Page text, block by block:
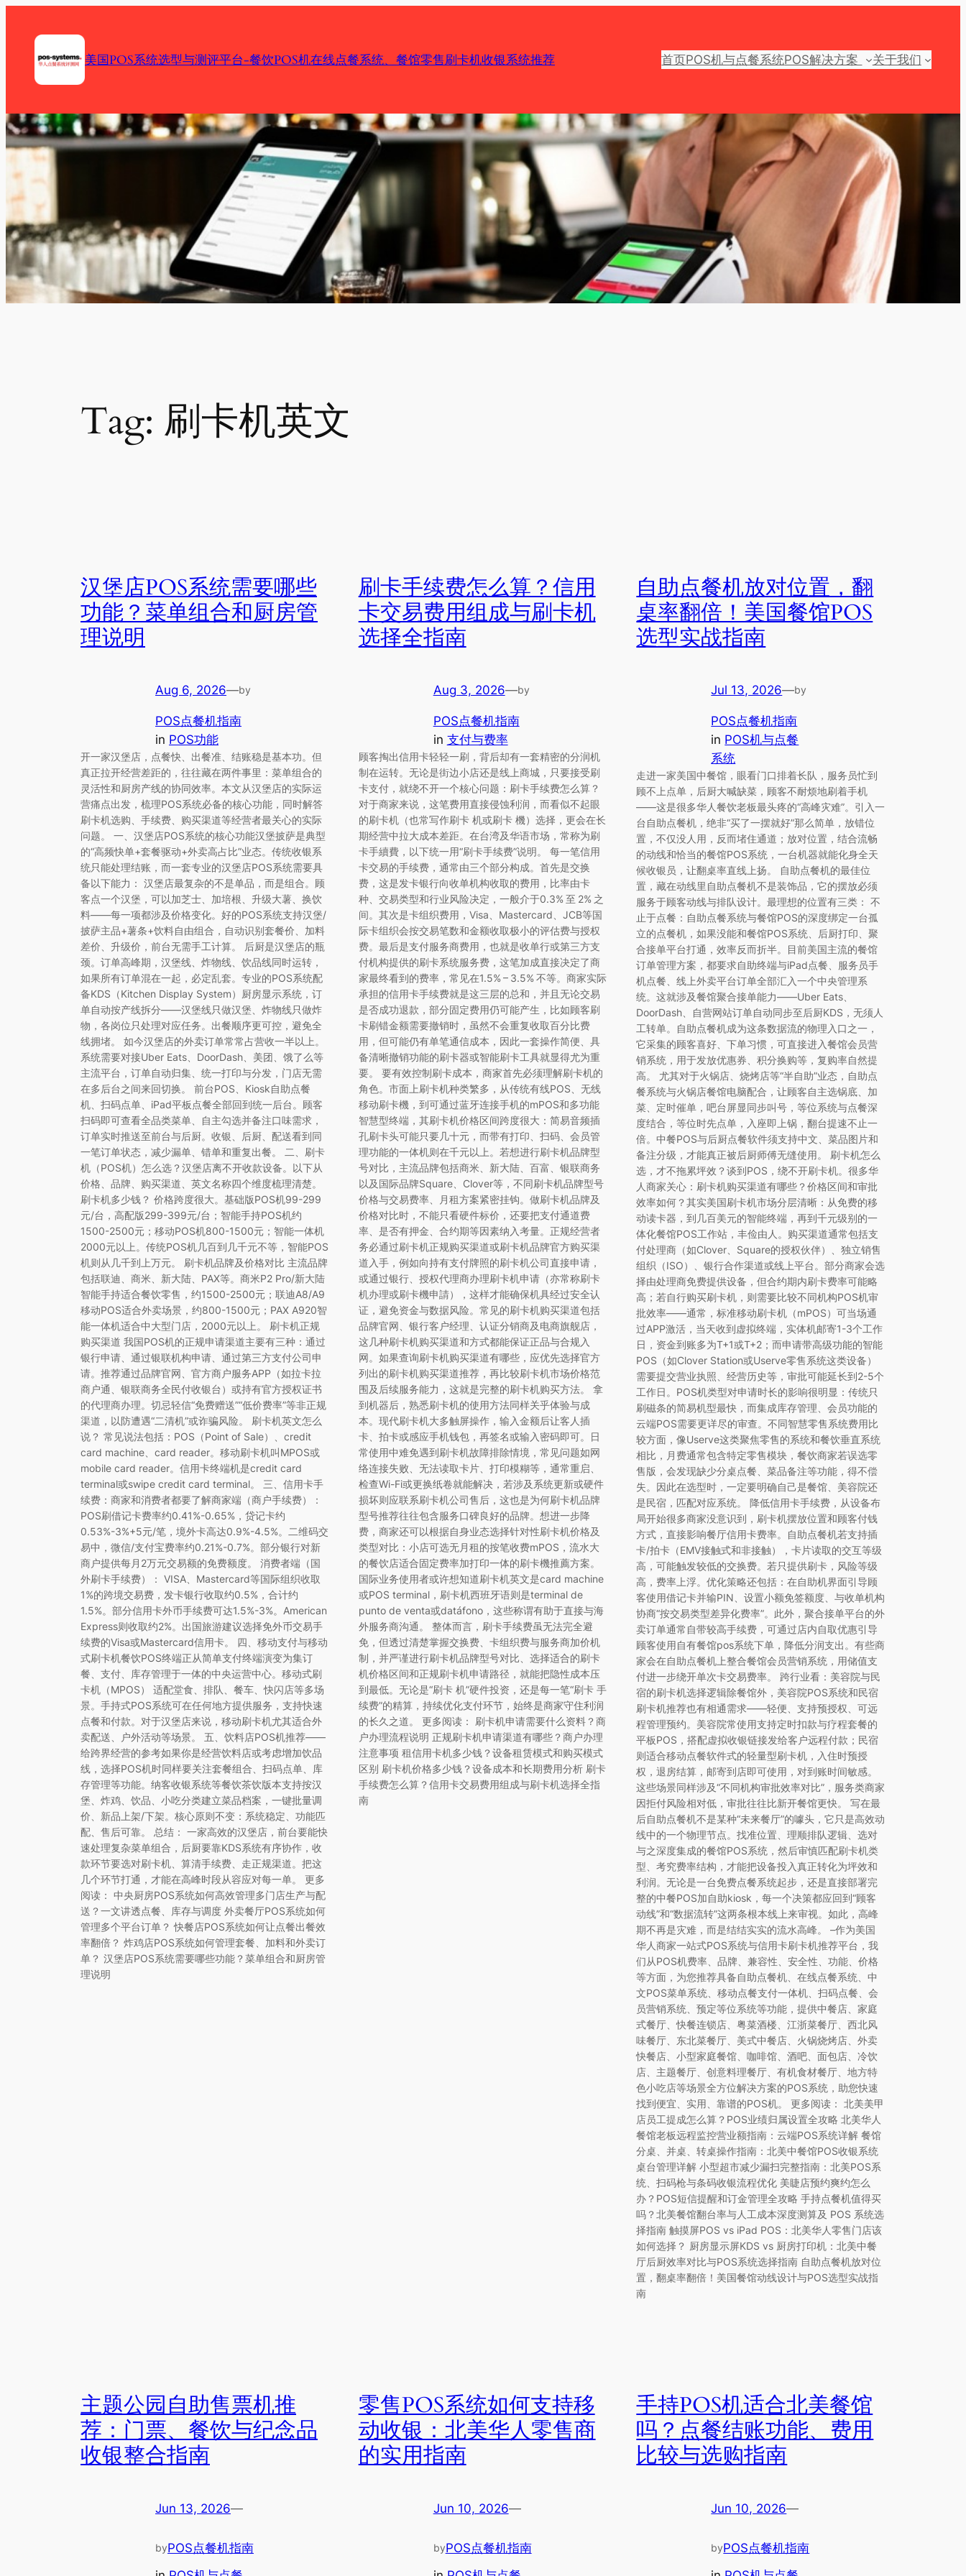
content
美国POS系统选型与测评平台-餐饮POS机在线点餐系统、餐馆零售刷卡机收银系统推荐 首页POS机与点餐系统POS解决方案 关于我们
Tag: 刷卡机英文
汉堡店POS系统需要哪些
功能？菜单组合和厨房管
理说明
Aug 6, 2026—by
POS点餐机指南
in POS功能
开一家汉堡店，点餐快、出餐准、结账稳是基本功。但
真正拉开经营差距的，往往藏在两件事里：菜单组合的
灵活性和厨房产线的协同效率。本文从汉堡店的实际运
营痛点出发，梳理POS系统必备的核心功能，同时解答
刷卡机选购、手续费、购买渠道等经营者最关心的实际
问题。 一、汉堡店POS系统的核心功能汉堡披萨是典型
的“高频快单+套餐驱动+外卖高占比”业态。传统收银系
统只能处理结账，而一套专业的汉堡店POS系统需要具
备以下能力： 汉堡店最复杂的不是单品，而是组合。顾
客点一个汉堡，可以加芝士、加培根、升级大薯、换饮
料——每一项都涉及价格变化。好的POS系统支持汉堡/
披萨主品+薯条+饮料自由组合，自动识别套餐价、加料
差价、升级价，前台无需手工计算。 后厨是汉堡店的瓶
颈。订单高峰期，汉堡线、炸物线、饮品线同时运转，
如果所有订单混在一起，必定乱套。专业的POS系统配
备KDS（Kitchen Display System）厨房显示系统，订
单自动按产线拆分——汉堡线只做汉堡、炸物线只做炸
物，各岗位只处理对应任务。出餐顺序更可控，避免全
线拥堵。 如今汉堡店的外卖订单常常占营收一半以上。
系统需要对接Uber Eats、DoorDash、美团、饿了么等
主流平台，订单自动归集、统一打印与分发，门店无需
在多后台之间来回切换。 前台POS、Kiosk自助点餐
机、扫码点单、iPad平板点餐全部回到统一后台。顾客
扫码即可查看全品类菜单、自主勾选并备注口味需求，
订单实时推送至前台与后厨。收银、后厨、配送看到同
一笔订单状态，减少漏单、错单和重复出餐。 二、刷卡
机（POS机）怎么选？汉堡店离不开收款设备。以下从
价格、品牌、购买渠道、英文名称四个维度梳理清楚。
刷卡机多少钱？ 价格跨度很大。基础版POS机99-299
元/台，高配版299-399元/台；智能手持POS机约
1500-2500元；移动POS机800-1500元；智能一体机
2000元以上。传统POS机几百到几千元不等，智能POS
机则从几千到上万元。 刷卡机品牌及价格对比 主流品牌
包括联迪、商米、新大陆、PAX等。商米P2 Pro/新大陆
智能手持适合餐饮零售，约1500-2500元；联迪A8/A9
移动POS适合外卖场景，约800-1500元；PAX A920智
能一体机适合中大型门店，2000元以上。 刷卡机正规
购买渠道 我国POS机的正规申请渠道主要有三种：通过
银行申请、通过银联机构申请、通过第三方支付公司申
请。推荐通过品牌官网、官方商户服务APP（如拉卡拉
商户通、银联商务全民付收银台）或持有官方授权证书
的代理商办理。切忌轻信“免费赠送”“低价费率”等非正规
渠道，以防遭遇“二清机”或诈骗风险。 刷卡机英文怎么
说？ 常见说法包括：POS（Point of Sale）、credit
card machine、card reader。移动刷卡机叫MPOS或
mobile card reader。信用卡终端机是credit card
terminal或swipe credit card terminal。 三、信用卡手
续费：商家和消费者都要了解商家端（商户手续费）：
POS刷借记卡费率约0.41%-0.65%，贷记卡约
0.53%-3%+5元/笔，境外卡高达0.9%-4.5%。二维码交
易中，微信/支付宝费率约0.21%-0.7%。部分银行对新
商户提供每月2万元交易额的免费额度。 消费者端（国
外刷卡手续费）： VISA、Mastercard等国际组织收取
1%的跨境交易费，发卡银行收取约0.5%，合计约
1.5%。部分信用卡外币手续费可达1.5%-3%。American
Express则收取约2%。出国旅游建议选择免外币交易手
续费的Visa或Mastercard信用卡。 四、移动支付与移动
式刷卡机餐饮POS终端正从简单支付终端演变为集订
餐、支付、库存管理于一体的中央运营中心。移动式刷
卡机（MPOS） 适配堂食、排队、餐车、快闪店等多场
景。手持式POS系统可在任何地方提供服务，支持快速
点餐和付款。对于汉堡店来说，移动刷卡机尤其适合外
卖配送、户外活动等场景。 五、饮料店POS机推荐——
给跨界经营的参考如果你是经营饮料店或考虑增加饮品
线，选择POS机时同样要关注套餐组合、扫码点单、库
存管理等功能。纳客收银系统等餐饮茶饮版本支持按汉
堡、炸鸡、饮品、小吃分类建立菜品档案，一键批量调
价、新品上架/下架。核心原则不变：系统稳定、功能匹
配、售后可靠。 总结： 一家高效的汉堡店，前台要能快
速处理复杂菜单组合，后厨要靠KDS系统有序协作，收
款环节要选对刷卡机、算清手续费、走正规渠道。把这
几个环节打通，才能在高峰时段从容应对每一单。 更多
阅读： 中央厨房POS系统如何高效管理多门店生产与配
送？一文讲透点餐、库存与调度 外卖餐厅POS系统如何
管理多个平台订单？ 快餐店POS系统如何让点餐出餐效
率翻倍？ 炸鸡店POS系统如何管理套餐、加料和外卖订
单？ 汉堡店POS系统需要哪些功能？菜单组合和厨房管
理说明
刷卡手续费怎么算？信用
卡交易费用组成与刷卡机
选择全指南
Aug 3, 2026—by
POS点餐机指南
in 支付与费率
顾客掏出信用卡轻轻一刷，背后却有一套精密的分润机
制在运转。无论是街边小店还是线上商城，只要接受刷
卡支付，就绕不开一个核心问题：刷卡手续费怎么算？
对于商家来说，这笔费用直接侵蚀利润，而看似不起眼
的刷卡机（也常写作刷卡 机或刷卡 機）选择，更会在长
期经营中拉大成本差距。在台湾及华语市场，常称为刷
卡手續費，以下统一用“刷卡手续费”说明。 每一笔信用
卡交易的手续费，通常由三个部分构成。首先是交换
费，这是发卡银行向收单机构收取的费用，比率由卡
种、交易类型和行业风险决定，一般介于0.3% 至 2% 之
间。其次是卡组织费用，Visa、Mastercard、JCB等国
际卡组织会按交易笔数和金额收取极小的评估费与授权
费。最后是支付服务商费用，也就是收单行或第三方支
付机构提供的刷卡系统服务费，这笔加成直接决定了商
家最终看到的费率，常见在1.5% – 3.5% 不等。商家实际
承担的信用卡手续费就是这三层的总和，并且无论交易
是否成功退款，部分固定费用仍可能产生，比如顾客刷
卡刷错金额需要撤销时，虽然不会重复收取百分比费
用，但可能仍有单笔通信成本，因此一套操作简便、具
备清晰撤销功能的刷卡器或智能刷卡工具就显得尤为重
要。 要有效控制刷卡成本，商家首先必须理解刷卡机的
角色。市面上刷卡机种类繁多，从传统有线POS、无线
移动刷卡機，到可通过蓝牙连接手机的mPOS和多功能
智慧型终端，其刷卡机价格区间跨度很大：简易音频插
孔刷卡头可能只要几十元，而带有打印、扫码、会员管
理功能的一体机则在千元以上。若想进行刷卡机品牌型
号对比，主流品牌包括商米、新大陆、百富、银联商务
以及国际品牌Square、Clover等，不同刷卡机品牌型号
价格与交易费率、月租方案紧密挂钩。做刷卡机品牌及
价格对比时，不能只看硬件标价，还要把支付通道费
率、是否有押金、合约期等因素纳入考量。正规经营者
务必通过刷卡机正规购买渠道或刷卡机品牌官方购买渠
道入手，例如向持有支付牌照的刷卡机公司直接申请，
或通过银行、授权代理商办理刷卡机申请（亦常称刷卡
机办理或刷卡機申請），这样才能确保机具经过安全认
证，避免资金与数据风险。常见的刷卡机购买渠道包括
品牌官网、银行客户经理、认证分销商及电商旗舰店，
这几种刷卡机购买渠道和方式都能保证正品与合规入
网。如果查询刷卡机购买渠道有哪些，应优先选择官方
列出的刷卡机购买渠道推荐，再比较刷卡机市场价格范
围及后续服务能力，这就是完整的刷卡机购买方法。 拿
到机器后，熟悉刷卡机的使用方法同样关乎体验与成
本。现代刷卡机大多触屏操作，输入金额后让客人插
卡、拍卡或感应手机钱包，再签名或输入密码即可。日
常使用中难免遇到刷卡机故障排除情境，常见问题如网
络连接失败、无法读取卡片、打印模糊等，通常重启、
检查Wi-Fi或更换纸卷就能解决，若涉及系统更新或硬件
损坏则应联系刷卡机公司售后，这也是为何刷卡机品牌
型号推荐往往包含服务口碑良好的品牌。想进一步降
费，商家还可以根据自身业态选择针对性刷卡机价格及
类型对比：小店可选无月租的按笔收费mPOS，流水大
的餐饮店适合固定费率加打印一体的刷卡機推薦方案。
国际业务使用者或许想知道刷卡机英文是card machine
或POS terminal，刷卡机西班牙语则是terminal de
punto de venta或datáfono，这些称谓有助于直接与海
外服务商沟通。 整体而言，刷卡手续费虽无法完全避
免，但透过清楚掌握交换费、卡组织费与服务商加价机
制，并严谨进行刷卡机品牌型号对比、选择适合的刷卡
机价格区间和正规刷卡机申请路径，就能把隐性成本压
到最低。无论是“刷卡 机”硬件投资，还是每一笔“刷卡 手
续费”的精算，持续优化支付环节，始终是商家守住利润
的长久之道。 更多阅读： 刷卡机申请需要什么资料？商
户办理流程说明 正规刷卡机申请渠道有哪些？商户办理
注意事项 租信用卡机多少钱？设备租赁模式和购买模式
区别 刷卡机价格多少钱？设备成本和长期费用分析 刷卡
手续费怎么算？信用卡交易费用组成与刷卡机选择全指
南
自助点餐机放对位置，翻
桌率翻倍！美国餐馆POS
选型实战指南
Jul 13, 2026—by
POS点餐机指南
in POS机与点餐
系统
走进一家美国中餐馆，眼看门口排着长队，服务员忙到
顾不上点单，后厨大喊缺菜，顾客不耐烦地刷着手机
——这是很多华人餐饮老板最头疼的“高峰灾难”。引入一
台自助点餐机，绝非“买了一摆就好”那么简单，放错位
置，不仅没人用，反而堵住通道；放对位置，结合流畅
的动线和恰当的餐馆POS系统，一台机器就能化身全天
候收银员，让翻桌率直线上扬。 自助点餐机的最佳位
置，藏在动线里自助点餐机不是装饰品，它的摆放必须
服务于顾客动线与排队设计。最理想的位置有三类： 不
止于点餐：自助点餐系统与餐馆POS的深度绑定一台孤
立的点餐机，如果没能和餐馆POS系统、后厨打印、聚
合接单平台打通，效率反而折半。目前美国主流的餐馆
订单管理方案，都要求自助终端与iPad点餐、服务员手
机点餐、线上外卖平台订单全部汇入一个中央管理系
统。这就涉及餐馆聚合接单能力——Uber Eats、
DoorDash、自营网站订单自动同步至后厨KDS，无须人
工转单。自助点餐机成为这条数据流的物理入口之一，
它采集的顾客喜好、下单习惯，可直接进入餐馆会员营
销系统，用于发放优惠券、积分换购等，复购率自然提
高。 尤其对于火锅店、烧烤店等“半自助”业态，自助点
餐系统与火锅店餐馆电脑配合，让顾客自主选锅底、加
菜、定时催单，吧台屏显同步叫号，等位系统与点餐深
度结合，等位时先点单，入座即上锅，翻台提速不止一
倍。中餐POS与后厨点餐软件须支持中文、菜品图片和
备注分级，才能真正被后厨师傅无缝使用。 刷卡机怎么
选，才不拖累坪效？谈到POS，绕不开刷卡机。很多华
人商家关心：刷卡机购买渠道有哪些？价格区间和审批
效率如何？其实美国刷卡机市场分层清晰：从免费的移
动读卡器，到几百美元的智能终端，再到千元级别的一
体化餐馆POS工作站，丰俭由人。购买渠道通常包括支
付处理商（如Clover、Square的授权伙伴）、独立销售
组织（ISO）、银行合作渠道或线上平台。部分商家会选
择由处理商免费提供设备，但合约期内刷卡费率可能略
高；若自行购买刷卡机，则需要比较不同机构POS机审
批效率——通常，标准移动刷卡机（mPOS）可当场通
过APP激活，当天收到虚拟终端，实体机邮寄1-3个工作
日，资金到账多为T+1或T+2；而申请带高级功能的智能
POS（如Clover Station或Userve零售系统这类设备）
需要提交营业执照、经营历史等，审批可能延长到2-5个
工作日。POS机类型对申请时长的影响很明显：传统只
刷磁条的简易机型最快，而集成库存管理、会员功能的
云端POS需要更详尽的审查。不同智慧零售系统费用比
较方面，像Userve这类聚焦零售的系统和餐饮垂直系统
相比，月费通常包含特定零售模块，餐饮商家若误选零
售版，会发现缺少分桌点餐、菜品备注等功能，得不偿
失。因此在选型时，一定要明确自己是餐馆、美容院还
是民宿，匹配对应系统。 降低信用卡手续费，从设备布
局开始很多商家没意识到，刷卡机摆放位置和顾客付钱
方式，直接影响餐厅信用卡费率。自助点餐机若支持插
卡/拍卡（EMV接触式和非接触），卡片读取的交互等级
高，可能触发较低的交换费。若只提供刷卡，风险等级
高，费率上浮。优化策略还包括：在自助机界面引导顾
客使用借记卡并输PIN、设置小额免签额度、与收单机构
协商“按交易类型差异化费率”。此外，聚合接单平台的外
卖订单通常自带较高手续费，可通过店内自取优惠引导
顾客使用自有餐馆pos系统下单，降低分润支出。有些商
家会在自助点餐机上整合餐馆会员营销系统，用储值支
付进一步绕开单次卡交易费率。 跨行业看：美容院与民
宿的刷卡机选择逻辑除餐馆外，美容院POS系统和民宿
刷卡机推荐也有相通需求——轻便、支持预授权、可远
程管理预约。美容院常使用支持定时扣款与疗程套餐的
平板POS，搭配虚拟收银链接发给客户远程付款；民宿
则适合移动点餐软件式的轻量型刷卡机，入住时预授
权，退房结算，邮寄到店即可使用，对到账时间敏感。
这些场景同样涉及“不同机构审批效率对比”，服务类商家
因拒付风险相对低，审批往往比新开餐馆更快。 写在最
后自助点餐机不是某种“未来餐厅”的噱头，它只是高效动
线中的一个物理节点。找准位置、理顺排队逻辑、选对
与之深度集成的餐馆POS系统，然后审慎匹配刷卡机类
型、考究费率结构，才能把设备投入真正转化为坪效和
利润。无论是一台免费点餐系统起步，还是直接部署完
整的中餐POS加自助kiosk，每一个决策都应回到“顾客
动线”和“数据流转”这两条根本线上来审视。如此，高峰
期不再是灾难，而是结结实实的流水高峰。 –作为美国
华人商家一站式POS系统与信用卡刷卡机推荐平台，我
们从POS机费率、品牌、兼容性、安全性、功能、价格
等方面，为您推荐具备自助点餐机、在线点餐系统、中
文POS菜单系统、移动点餐支付一体机、扫码点餐、会
员营销系统、预定等位系统等功能，提供中餐店、家庭
式餐厅、快餐连锁店、粤菜酒楼、江浙菜餐厅、西北风
味餐厅、东北菜餐厅、美式中餐店、火锅烧烤店、外卖
快餐店、小型家庭餐馆、咖啡馆、酒吧、面包店、冷饮
店、主题餐厅、创意料理餐厅、有机食材餐厅、地方特
色小吃店等场景全方位解决方案的POS系统，助您快速
找到便宜、实用、靠谱的POS机。 更多阅读： 北美美甲
店员工提成怎么算？POS业绩归属设置全攻略 北美华人
餐馆老板远程监控营业额指南：云端POS系统详解 餐馆
分桌、并桌、转桌操作指南：北美中餐馆POS收银系统
桌台管理详解 小型超市减少漏扫完整指南：北美POS系
统、扫码枪与条码收银流程优化 美睫店预约爽约怎么
办？POS短信提醒和订金管理全攻略 手持点餐机值得买
吗？北美餐馆翻台率与人工成本深度测算及 POS 系统选
择指南 触摸屏POS vs iPad POS：北美华人零售门店该
如何选择？ 厨房显示屏KDS vs 厨房打印机：北美中餐
厅后厨效率对比与POS系统选择指南 自助点餐机放对位
置，翻桌率翻倍！美国餐馆动线设计与POS选型实战指
南
主题公园自助售票机推
荐：门票、餐饮与纪念品
收银整合指南
Jun 13, 2026—
byPOS点餐机指南
零售POS系统如何支持移
动收银：北美华人零售商
的实用指南
Jun 10, 2026—
byPOS点餐机指南
手持POS机适合北美餐馆
吗？点餐结账功能、费用
比较与选购指南
Jun 10, 2026—
byPOS点餐机指南